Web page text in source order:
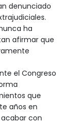
denunciado
ha
afirmar que
el Congreso
que
años en
con